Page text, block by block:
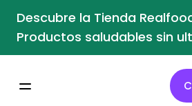
Descubre la Tienda
Productos saludables sin